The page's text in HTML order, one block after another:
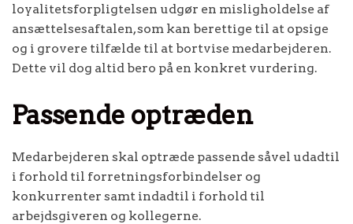
loyalitetsforpligtelsen udgør en misligholdelse af
ansættelsesaftalen, som kan berettige til at opsige
og i grovere tilfælde til at bortvise medarbejderen.
Dette vil dog altid bero på en konkret vurdering.
Passende optræden
Medarbejderen skal optræde passende såvel udadtil
i forhold til forretningsforbindelser og
konkurrenter samt indadtil i forhold til
arbejdsgiveren og kollegerne.